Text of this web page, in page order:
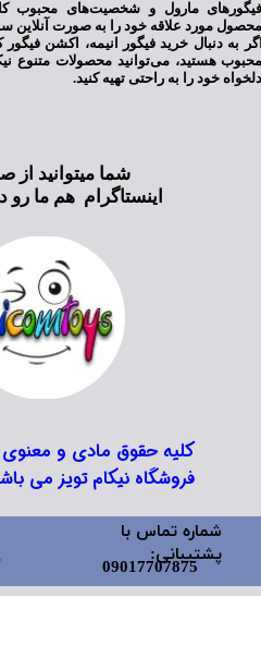
مارول و شخصیت‌های محبوب
مورد علاقه خود را به صورت آنلاین
به دنبال خرید فیگور انیمه، اکشن
هستید، می‌توانید محصولات متنوع
خود را به راحتی تهیه کنید.
فروشگاه نیکام تویز می باشد
شما میتوانید از
اینستاگرام هم ما رو
شماره تماس با
پشتیبانی:
09017707875